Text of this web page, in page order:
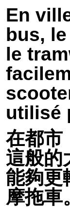
En
bus,
le
utilisé
在都市
這般的
能夠更
摩拖車